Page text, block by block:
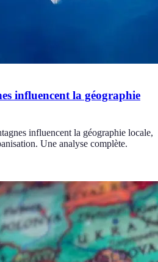
influencent la géographie
influencent la géographie locale,
Une analyse complète.